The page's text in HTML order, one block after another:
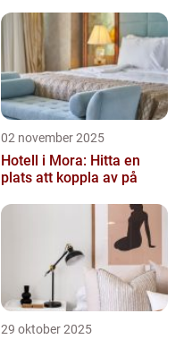
02 november 2025
Hotell i Mora: Hitta en
plats att koppla av på
29 oktober 2025